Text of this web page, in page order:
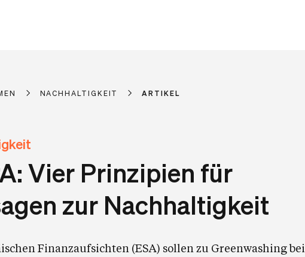
NACHHALTIGKEIT ARTIKEL
Vier Prinzipien für
zur Nachhaltigkeit
Finanzaufsichten (ESA) sollen zu Greenwashing bei